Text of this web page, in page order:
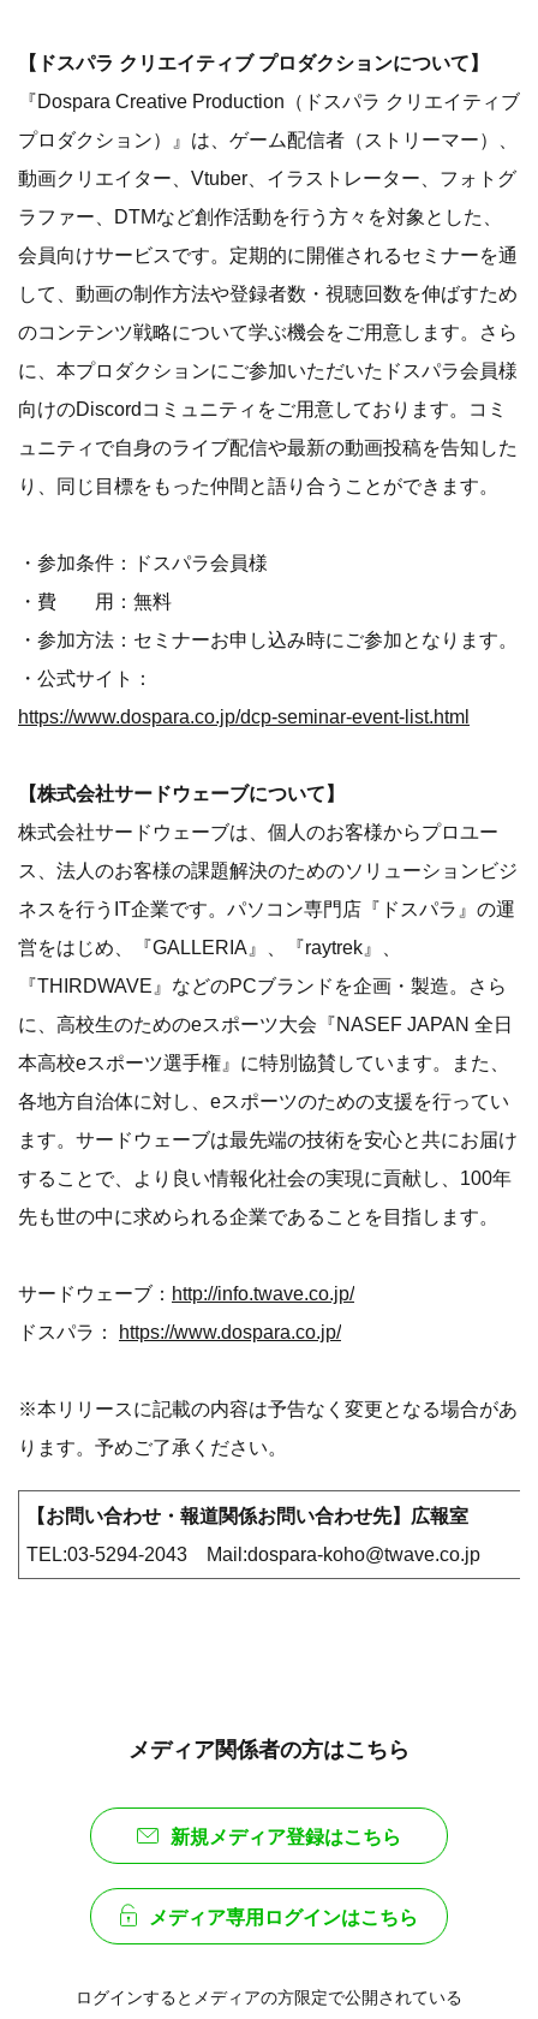
【ドスパラ クリエイティブ プロダクションについて】
『Dospara Creative Production（ドスパラ クリエイティブ
プロダクション）』は、ゲーム配信者（ストリーマー）、
動画クリエイター、Vtuber、イラストレーター、フォトグ
ラファー、DTMなど創作活動を行う方々を対象とした、
会員向けサービスです。定期的に開催されるセミナーを通
して、動画の制作方法や登録者数・視聴回数を伸ばすため
のコンテンツ戦略について学ぶ機会をご用意します。さら
に、本プロダクションにご参加いただいたドスパラ会員様
向けのDiscordコミュニティをご用意しております。コミ
ュニティで自身のライブ配信や最新の動画投稿を告知した
り、同じ目標をもった仲間と語り合うことができます。
・参加条件：ドスパラ会員様
・費 用：無料
・参加方法：セミナーお申し込み時にご参加となります。
・公式サイト：
https://www.dospara.co.jp/dcp-seminar-event-list.html
【株式会社サードウェーブについて】
株式会社サードウェーブは、個人のお客様からプロユー
ス、法人のお客様の課題解決のためのソリューションビジ
ネスを行うIT企業です。パソコン専門店『ドスパラ』の運
営をはじめ、『GALLERIA』、『raytrek』、
『THIRDWAVE』などのPCブランドを企画・製造。さら
に、高校生のためのeスポーツ大会『NASEF JAPAN 全日
本高校eスポーツ選手権』に特別協賛しています。また、
各地方自治体に対し、eスポーツのための支援を行ってい
ます。サードウェーブは最先端の技術を安心と共にお届け
することで、より良い情報化社会の実現に貢献し、100年
先も世の中に求められる企業であることを目指します。
サードウェーブ： http://info.twave.co.jp/
ドスパラ：
https://www.dospara.co.jp/
※本リリースに記載の内容は予告なく変更となる場合があ
ります。予めご了承ください。
【お問い合わせ・報道関係お問い合わせ先】広報室
TEL:03-5294-2043 Mail:dospara-koho@twave.co.jp
メディア関係者の方はこちら
新規メディア登録はこちら
メディア専用ログインはこちら
ログインするとメディアの方限定で公開されている